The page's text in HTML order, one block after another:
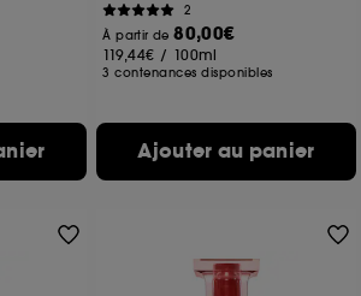
2
À partir de80,00€
119,44€ / 100ml
3 contenances disponibles
Ajouter au panier